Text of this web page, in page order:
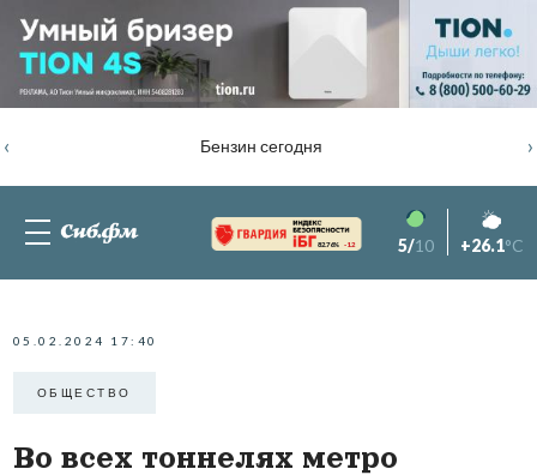
Бензин сегодня
‹ ›
82.76% -1.2 5/10 +26.1°C
05.02.2024 17:40
ОБЩЕСТВО
Во всех тоннелях метро